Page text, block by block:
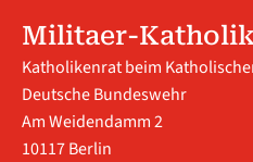
Militaer-
Katholikenrat beim
Deutsche Bundeswehr
Am Weidendamm 2
10117 Berlin